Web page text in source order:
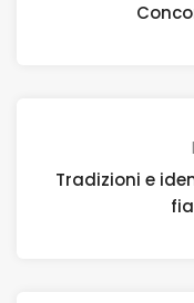
Tradizioni e